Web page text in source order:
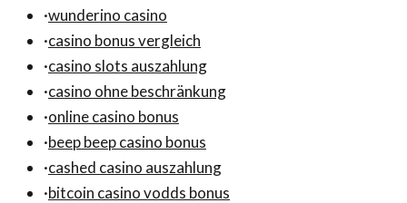
·wunderino casino
·casino bonus vergleich
·casino slots auszahlung
·casino ohne beschränkung
·online casino bonus
·beep beep casino bonus
·cashed casino auszahlung
·bitcoin casino vodds bonus